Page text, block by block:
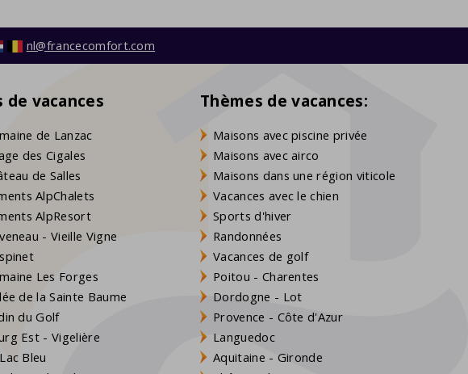
nl@francecomfort.com
de vacances
de Lanzac
des Cigales
de Salles
AlpChalets
AlpResort
- Vieille Vigne
Les Forges
de la Sainte Baume
du Golf
Est - Vigelière
Bleu
Thèmes de vacances:
Maisons avec piscine privée
Maisons avec airco
Maisons dans une région viticole
Vacances avec le chien
Sports d'hiver
Randonnées
Vacances de golf
Poitou - Charentes
Dordogne - Lot
Provence - Côte d'Azur
Languedoc
Aquitaine - Gironde